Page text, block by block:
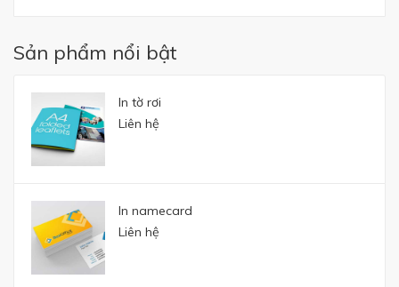
Sản phẩm nổi bật
In tờ rơi
Liên hệ
In namecard
Liên hệ